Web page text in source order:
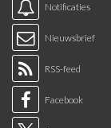
Notificaties
Nieuwsbrief
RSS-feed
Facebook